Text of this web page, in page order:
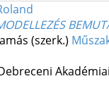
(szerk.)